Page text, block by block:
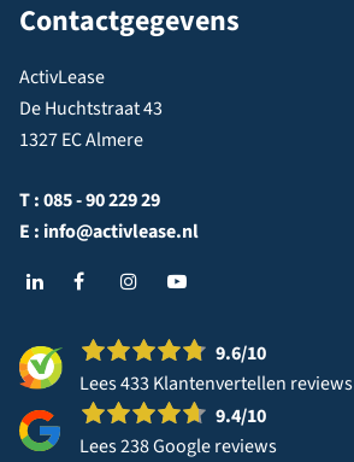
Contactgegevens
ActivLease
De Huchtstraat 43
1327 EC Almere
T :085 - 90 229 29
E : info@activlease.nl
9.6/10
Lees 433 Klantenvertellen reviews
9.4/10
Lees 238 Google reviews